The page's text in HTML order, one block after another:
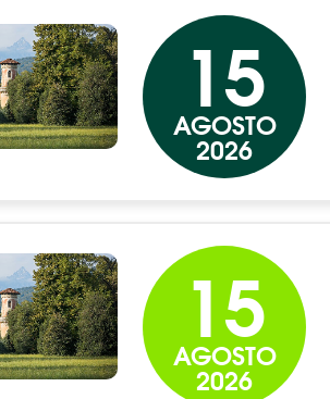
15
AGOSTO
2026
15
AGOSTO
2026